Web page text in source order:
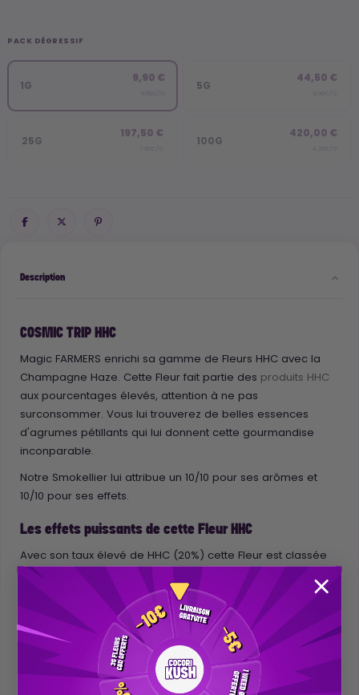
PACK DÉGRESSIF
1G
9,90 €
5G
44,50 €
25G
197,50 €
100G
420,00 €
Description
COSMIC TRIP HHC
Magic FARMERS enrichi sa gamme de Fleurs HHC avec la
Champagne Haze. Cette Fleur fait partie des produits HHC
aux pourcentages élevés, attention à ne pas
surconsommer. Vous lui trouverez de belles essences
d'agrumes pétillants qui lui donnent cette gourmandise
inconparable.
Notre Smokellier lui attribue un 10/10 pour ses arômes et
10/10 pour ses effets.
Les effets puissants de cette Fleur HHC
Avec son taux élevé de HHC (20%) cette Fleur est classée
dans la catégorie des produits HHC dits "puissants". Les
effets sont maximums pour une détente particulièrement
cérébrale. Côté physique vous ressentirez un relâchement
très profond et immédiat. La COSMIC TRIP HHC sera
intéressante pour:
Augmentation de la créativité